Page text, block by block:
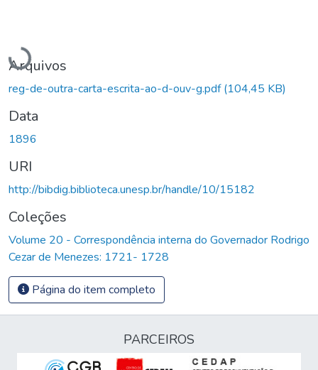
Carregando...
Arquivos
reg-de-outra-carta-escrita-ao-d-ouv-g.pdf(104,45 KB)
Data
1896
URI
http://bibdig.biblioteca.unesp.br/handle/10/15182
Coleções
Volume 20 - Correspondência interna do Governador Rodrigo
Cezar de Menezes: 1721- 1728
Página do item completo
PARCEIROS